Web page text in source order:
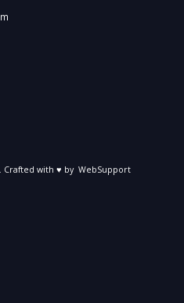
Crafted with ♥ by WebSupport